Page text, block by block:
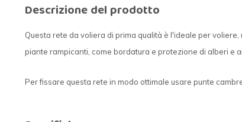
Descrizione del prodotto
Questa rete da voliera di prima qualità è l'ideale per
piante rampicanti, come bordatura e protezione di alberi e
Per fissare questa rete in modo ottimale usare punte